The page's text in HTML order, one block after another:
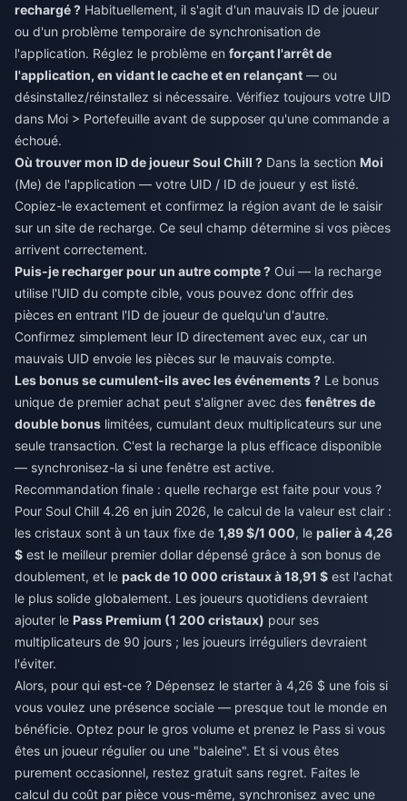
rechargé ? Habituellement, il s'agit d'un mauvais ID de joueur
ou d'un problème temporaire de synchronisation de
l'application. Réglez le problème en forçant l'arrêt de
l'application, en vidant le cache et en relançant — ou
désinstallez/réinstallez si nécessaire. Vérifiez toujours votre UID
dans Moi > Portefeuille avant de supposer qu'une commande a
échoué.
Où trouver mon ID de joueur Soul Chill ? Dans la section Moi
(Me) de l'application — votre UID / ID de joueur y est listé.
Copiez-le exactement et confirmez la région avant de le saisir
sur un site de recharge. Ce seul champ détermine si vos pièces
arrivent correctement.
Puis-je recharger pour un autre compte ? Oui — la recharge
utilise l'UID du compte cible, vous pouvez donc offrir des
pièces en entrant l'ID de joueur de quelqu'un d'autre.
Confirmez simplement leur ID directement avec eux, car un
mauvais UID envoie les pièces sur le mauvais compte.
Les bonus se cumulent-ils avec les événements ? Le bonus
unique de premier achat peut s'aligner avec des fenêtres de
double bonus limitées, cumulant deux multiplicateurs sur une
seule transaction. C'est la recharge la plus efficace disponible
— synchronisez-la si une fenêtre est active.
Recommandation finale : quelle recharge est faite pour vous ?
Pour Soul Chill 4.26 en juin 2026, le calcul de la valeur est clair :
les cristaux sont à un taux fixe de 1,89 $/1 000, le palier à 4,26
$ est le meilleur premier dollar dépensé grâce à son bonus de
doublement, et le pack de 10 000 cristaux à 18,91 $ est l'achat
le plus solide globalement. Les joueurs quotidiens devraient
ajouter le Pass Premium (1 200 cristaux) pour ses
multiplicateurs de 90 jours ; les joueurs irréguliers devraient
l'éviter.
Alors, pour qui est-ce ? Dépensez le starter à 4,26 $ une fois si
vous voulez une présence sociale — presque tout le monde en
bénéficie. Optez pour le gros volume et prenez le Pass si vous
êtes un joueur régulier ou une "baleine". Et si vous êtes
purement occasionnel, restez gratuit sans regret. Faites le
calcul du coût par pièce vous-même, synchronisez avec une